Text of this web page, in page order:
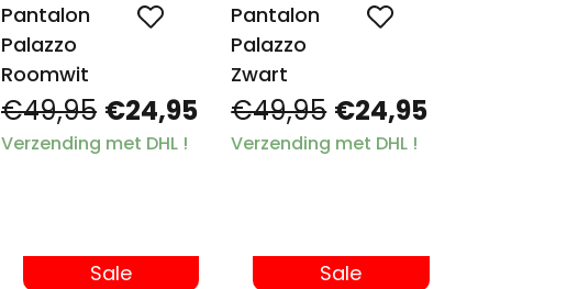
Pantalon
Palazzo
Roomwit
€49,95 €24,95
Verzending met DHL !
Pantalon
Palazzo
Zwart
€49,95 €24,95
Verzending met DHL !
Sale Sale